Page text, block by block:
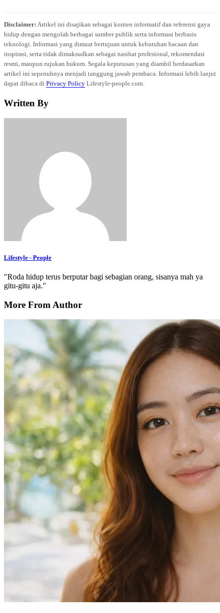
Disclaimer: Artikel ini disajikan sebagai konten informatif dan referensi gaya
hidup dengan mengolah berbagai sumber publik serta informasi berbasis
teknologi. Informasi yang dimuat bertujuan untuk kebutuhan bacaan dan
inspirasi, serta tidak dimaksudkan sebagai nasihat profesional, rekomendasi
resmi, maupun rujukan hukum. Segala keputusan yang diambil berdasarkan
artikel ini sepenuhnya menjadi tanggung jawab pembaca. Informasi lebih lanjut
dapat dibaca di Privacy Policy Lifestyle-people.com.
Written By
Lifestyle - People
"Roda hidup terus berputar bagi sebagian orang, sisanya mah ya
gitu-gitu aja."
More From Author